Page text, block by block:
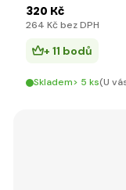
320 Kč
264 Kč bez DPH
+ 11 bodů
Skladem> 5 ks(U